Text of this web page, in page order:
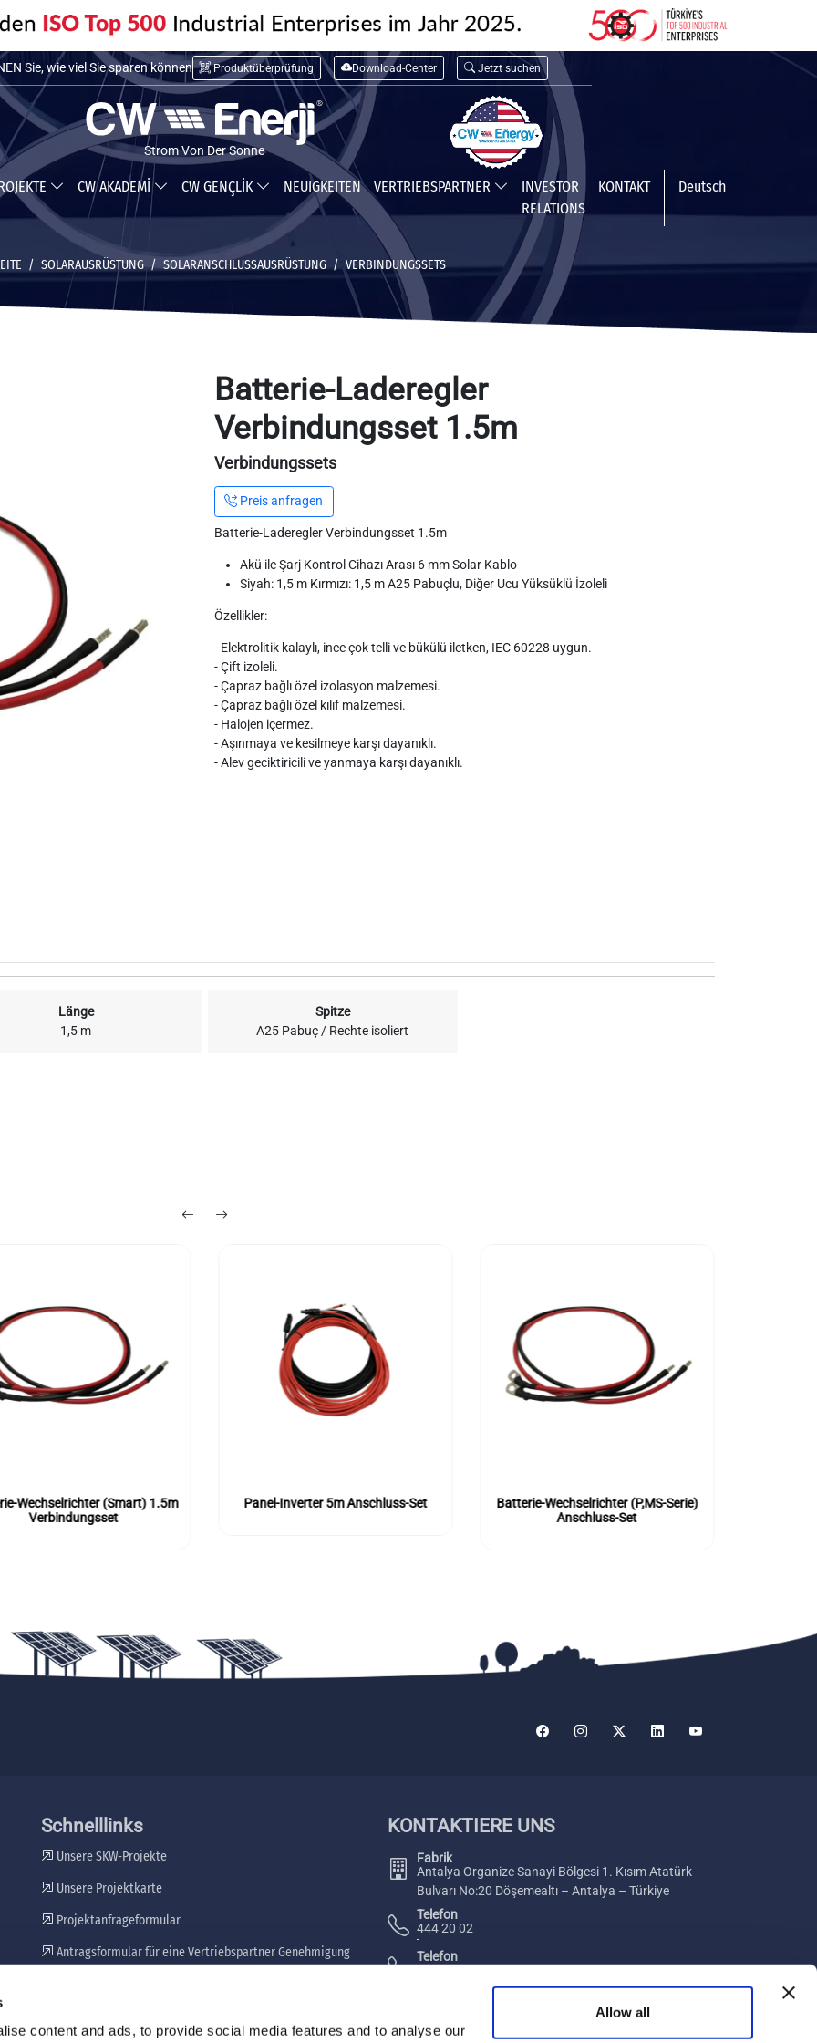
content and ads, to provide social media features and to analyse our
Allow all
Sie die Installationskosten
Sie, wie viel Sie sparen können
Produktüberprüfung Download-Center Jetzt suchen
Strom Von Der Sonne
CW AKADEMİ CW GENÇLİK NEUIGKEITEN VERTRIEBSPARTNER
INVESTOR
RELATIONS
KONTAKT Deutsch
SOLARAUSRÜSTUNG SOLARANSCHLUSSAUSRÜSTUNG VERBINDUNGSSETS
Batterie-Laderegler
Verbindungsset 1.5m
Verbindungssets
Preis anfragen
Batterie-Laderegler Verbindungsset 1.5m
Akü ile Şarj Kontrol Cihazı Arası 6 mm Solar Kablo
Siyah: 1,5 m Kırmızı: 1,5 m A25 Pabuçlu, Diğer Ucu Yüksüklü İzoleli
Özellikler:
- Elektrolitik kalaylı, ince çok telli ve bükülü iletken, IEC 60228 uygun.
- Çift izoleli.
- Çapraz bağlı özel izolasyon malzemesi.
- Çapraz bağlı özel kılıf malzemesi.
- Halojen içermez.
- Aşınmaya ve kesilmeye karşı dayanıklı.
- Alev geciktiricili ve yanmaya karşı dayanıklı.
Länge
1,5 m
Spitze
A25 Pabuç / Rechte isoliert
Wechselrichter (Smart) 1.5m
Verbindungsset
Panel-Inverter 5m Anschluss-Set
Batterie-Wechselrichter (P,MS-Serie)
Anschluss-Set
Schnelllinks
Unsere SKW-Projekte
Unsere Projektkarte
Projektanfrageformular
Antragsformular für eine Vertriebspartner Genehmigung
KONTAKTIERE UNS
Fabrik
Antalya Organize Sanayi Bölgesi 1. Kısım Atatürk
Bulvarı No:20 Döşemealtı – Antalya – Türkiye
Telefon
444 20 02
Telefon
+ 90 242 229 00 74